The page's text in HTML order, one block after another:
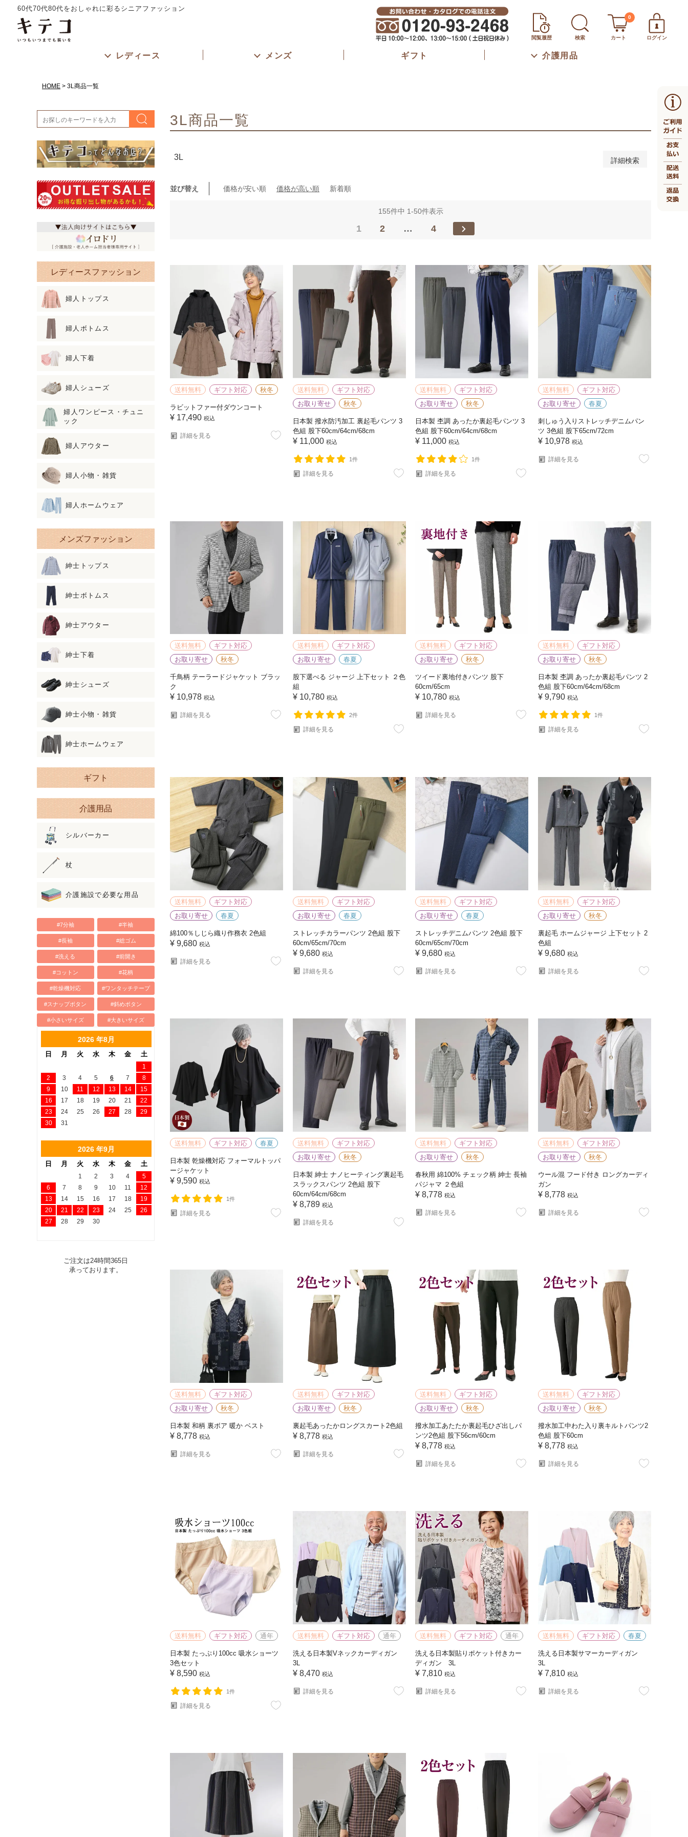
60代70代80代をおしゃれに彩るシニアファッション
閲覧履歴 検索 カート
0
ログイン
レディース メンズ ギフト 介護用品
HOME 3L商品一覧
レディースファッション
婦人トップス
婦人ボトムス
婦人下着
婦人シューズ
婦人ワンピース・チュニ
ック
婦人アウター
婦人小物・雑貨
婦人ホームウェア
メンズファッション
紳士トップス
紳士ボトムス
紳士アウター
紳士下着
紳士シューズ
紳士小物・雑貨
紳士ホームウェア
ギフト
介護用品
シルバーカー
杖
介護施設で必要な用品
#7分袖 #半袖
#長袖 #総ゴム
#洗える #前開き
#コットン #花柄
#乾燥機対応 #ワンタッチテープ
#スナップボタン #斜めボタン
#小さいサイズ #大きいサイズ
2026 年8月
日 月 火 水 木 金 土
1
2
3 4 5 6 7
8
9
10 11 12 13 14
15
16
17 18 19 20 21
22
23
24 25 26 27 28
29
30
31
2026 年9月
日 月 火 水 木 金 土
1 2 3 4
5
6
7 8 9 10 11
12
13
14 15 16 17 18
19
20
21 22 23 24 25
26
27
28 29 30
ご注文は24時間365日
承っております。
3L商品一覧
3L 詳細検索
ホワイト
グレー
レッド
ブルー
股下長さ
45cm以下
46～50cm 51～55cm
56～60cm
66～70cm 71～75cm
76～80cm
並び替え 価格が安い順 価格が高い順 新着順
155件中 1-50件表示
1 2 … 4
送料無料 ギフト対応 秋冬
ラビットファー付ダウンコート
¥ 17,490 税込
詳細を見る
送料無料
ギフト対応
お取り寄せ
秋冬
日本製 撥水防汚加工 裏起毛パンツ 3
色組 股下60cm/64cm/68cm
¥ 11,000 税込
1件
詳細を見る
送料無料
ギフト対応
お取り寄せ
秋冬
日本製 杢調 あったか裏起毛パンツ 3
色組 股下60cm/64cm/68cm
¥ 11,000 税込
1件
詳細を見る
送料無料
ギフト対応
お取り寄せ
春夏
刺しゅう入りストレッチデニムパン
ツ 3色組 股下65cm/72cm
¥ 10,978 税込
詳細を見る
送料無料
ギフト対応
お取り寄せ
秋冬
千鳥柄 テーラードジャケット ブラッ
ク
¥ 10,978 税込
詳細を見る
送料無料
ギフト対応
お取り寄せ
春夏
股下選べる ジャージ 上下セット ２色
組
¥ 10,780 税込
2件
詳細を見る
送料無料
ギフト対応
お取り寄せ
秋冬
ツイード裏地付きパンツ 股下
60cm/65cm
¥ 10,780 税込
詳細を見る
送料無料
ギフト対応
お取り寄せ
秋冬
日本製 杢調 あったか裏起毛パンツ 2
色組 股下60cm/64cm/68cm
¥ 9,790 税込
1件
詳細を見る
送料無料
ギフト対応
お取り寄せ
春夏
綿100％しじら織り作務衣 2色組
¥ 9,680 税込
詳細を見る
送料無料
ギフト対応
お取り寄せ
春夏
ストレッチカラーパンツ 2色組 股下
60cm/65cm/70cm
¥ 9,680 税込
詳細を見る
送料無料
ギフト対応
お取り寄せ
春夏
ストレッチデニムパンツ 2色組 股下
60cm/65cm/70cm
¥ 9,680 税込
詳細を見る
送料無料
ギフト対応
お取り寄せ
秋冬
裏起毛 ホームジャージ 上下セット 2
色組
¥ 9,680 税込
詳細を見る
送料無料 ギフト対応 春夏
日本製 乾燥機対応 フォーマルトッパ
ージャケット
¥ 9,590 税込
1件
詳細を見る
送料無料
ギフト対応
お取り寄せ
秋冬
日本製 紳士 ナノヒーティング裏起毛
スラックスパンツ 2色組 股下
60cm/64cm/68cm
¥ 8,789 税込
詳細を見る
送料無料
ギフト対応
お取り寄せ
秋冬
春秋用 綿100% チェック柄 紳士 長袖
パジャマ ２色組
¥ 8,778 税込
詳細を見る
送料無料
ギフト対応
お取り寄せ
秋冬
ウール混 フード付き ロングカーディ
ガン
¥ 8,778 税込
詳細を見る
送料無料
ギフト対応
お取り寄せ
秋冬
日本製 和柄 裏ボア 暖か ベスト
¥ 8,778 税込
詳細を見る
送料無料
ギフト対応
お取り寄せ
秋冬
裏起毛あったかロングスカート2色組
¥ 8,778 税込
詳細を見る
送料無料
ギフト対応
お取り寄せ
秋冬
撥水加工あたたか裏起毛ひざ出しパ
ンツ2色組 股下56cm/60cm
¥ 8,778 税込
詳細を見る
送料無料
ギフト対応
お取り寄せ
秋冬
撥水加工中わた入り裏キルトパンツ2
色組 股下60cm
¥ 8,778 税込
詳細を見る
送料無料 ギフト対応 通年
日本製 たっぷり100cc 吸水ショーツ
3色セット
¥ 8,590 税込
1件
詳細を見る
送料無料 ギフト対応 通年
洗える日本製Vネックカーディガン
3L
¥ 8,470 税込
詳細を見る
送料無料 ギフト対応 通年
洗える日本製貼りポケット付きカー
ディガン 3L
¥ 7,810 税込
詳細を見る
送料無料 ギフト対応 春夏
洗える日本製サマーカーディガン
3L
¥ 7,810 税込
詳細を見る